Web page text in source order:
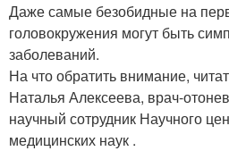
Даже самые без­обидные на
головокружения могут быть
заболеваний.
На что обратить внимание,
Наталья Алексеева, врач-
научный сотрудник Научного
медицинских наук .